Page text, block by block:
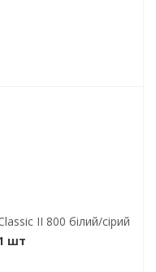
II 800 білий/сірий
шт